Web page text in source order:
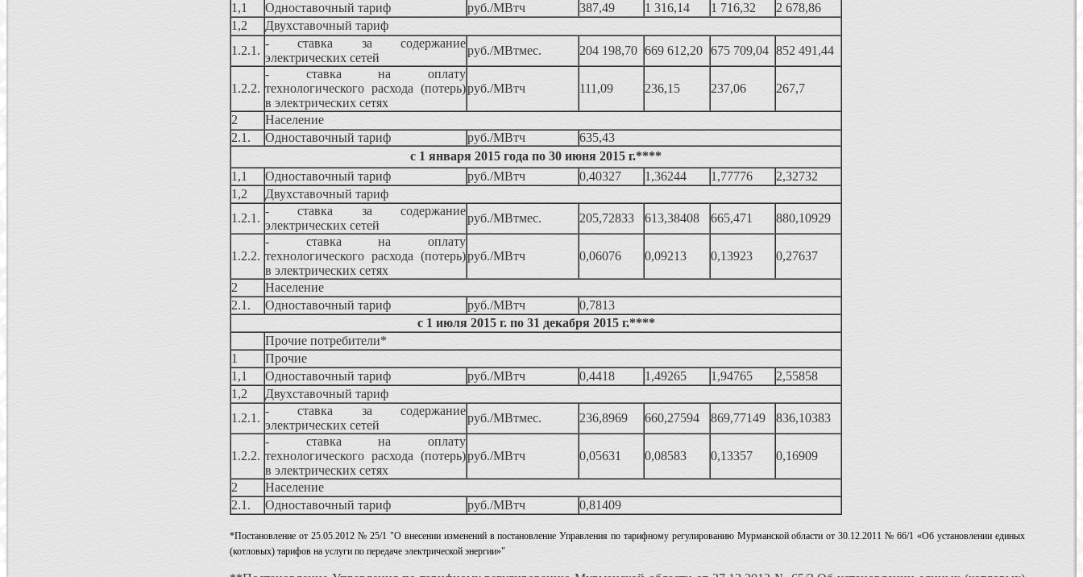
1,1
Одноставочный тариф руб./МВтч 387,49 1 316,14 1 716,32
2 678,86
1,2
Двухставочный тариф
1.2.1.
- ставка за содержание
электрических сетей
руб./МВтмес. 204 198,70 669 612,20 675 709,04 852 491,44
1.2.2.
- ставка на оплату
технологического расхода (потерь)
в электрических сетях
руб./МВтч 111,09 236,15 237,06 267,7
2
Население
2.1.
Одноставочный тариф руб./МВтч
635,43
с 1 января 2015 года по 30 июня 2015 г.****
1,1
Одноставочный тариф руб./МВтч 0,40327 1,36244 1,77776
2,32732
1,2
Двухставочный тариф
1.2.1.
- ставка за содержание
электрических сетей
руб./МВтмес. 205,72833 613,38408 665,471 880,10929
1.2.2.
- ставка на оплату
технологического расхода (потерь)
в электрических сетях
руб./МВтч 0,06076 0,09213 0,13923 0,27637
2
Население
2.1.
Одноставочный тариф руб./МВтч
0,7813
с 1 июля 2015 г. по 31 декабря 2015 г.****
Прочие потребители*
1
Прочие
1,1
Одноставочный тариф руб./МВтч 0,4418 1,49265 1,94765
2,55858
1,2
Двухставочный тариф
1.2.1.
- ставка за содержание
электрических сетей
руб./МВтмес. 236,8969 660,27594 869,77149 836,10383
1.2.2.
- ставка на оплату
технологического расхода (потерь)
в электрических сетях
руб./МВтч 0,05631 0,08583 0,13357 0,16909
2
Население
2.1.
Одноставочный тариф руб./МВтч 0,81409
*Постановление от 25.05.2012 № 25/1 "О внесении изменений в постановление Управления по тарифному регулированию Мурманской области от 30.12.2011 № 66/1 «Об установлении единых
(котловых) тарифов на услуги по передаче электрической энергии»"